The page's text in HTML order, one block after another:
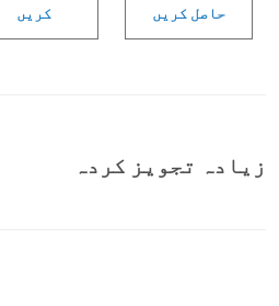
حاصل کریں
کریں
زیادہ تجویز کردہ